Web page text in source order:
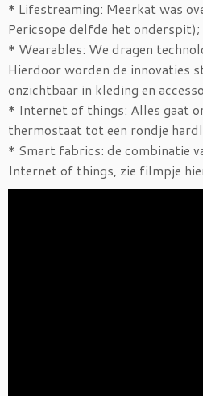
* Lifestreaming: Meerkat was
Pericsope delfde het onderspit);
* Wearables: We dragen
Hierdoor worden de innovaties
onzichtbaar in kleding en
* Internet of things: Alles gaat
thermostaat tot een rondje
* Smart fabrics: de combinatie
Internet of things, zie filmpje